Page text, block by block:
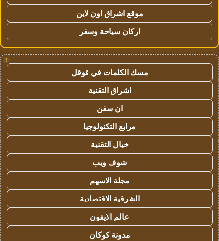
موقع اشراق اون لاين
اركان سياحة وسفر
!
مسك الكلمات في قوقل
اشراق التقنية
ان سفن
مرابع التكنولوجيا
خيال التقنية
شوف ويب
مجلة الاسهم
الشرقية الاقتصادية
عالم الايفون
مدونة كوكان